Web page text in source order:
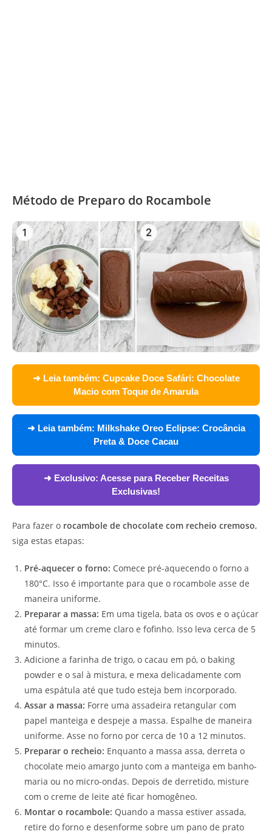
Método de Preparo do Rocambole
➜ Leia também: Cupcake Doce Safári: Chocolate
Macio com Toque de Amarula
➜ Leia também: Milkshake Oreo Eclipse: Crocância
Preta & Doce Cacau
➜ Exclusivo: Acesse para Receber Receitas
Exclusivas!
Para fazer o rocambole de chocolate com recheio cremoso,
siga estas etapas:
Pré-aquecer o forno: Comece pré-aquecendo o forno a
180°C. Isso é importante para que o rocambole asse de
maneira uniforme.
Preparar a massa: Em uma tigela, bata os ovos e o açúcar
até formar um creme claro e fofinho. Isso leva cerca de 5
minutos.
Adicione a farinha de trigo, o cacau em pó, o baking
powder e o sal à mistura, e mexa delicadamente com
uma espátula até que tudo esteja bem incorporado.
Assar a massa: Forre uma assadeira retangular com
papel manteiga e despeje a massa. Espalhe de maneira
uniforme. Asse no forno por cerca de 10 a 12 minutos.
Preparar o recheio: Enquanto a massa assa, derreta o
chocolate meio amargo junto com a manteiga em banho-
maria ou no micro-ondas. Depois de derretido, misture
com o creme de leite até ficar homogêneo.
Montar o rocambole: Quando a massa estiver assada,
retire do forno e desenforme sobre um pano de prato